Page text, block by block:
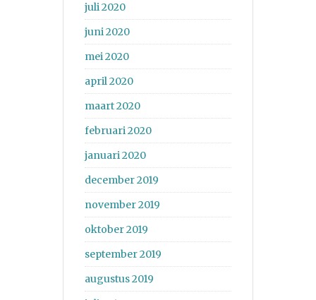
juli 2020
juni 2020
mei 2020
april 2020
maart 2020
februari 2020
januari 2020
december 2019
november 2019
oktober 2019
september 2019
augustus 2019